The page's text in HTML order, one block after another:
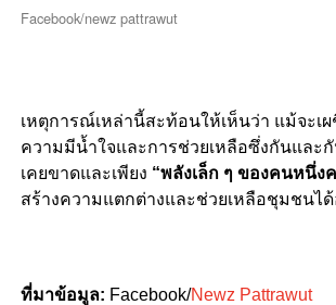
Facebook/newz pattrawut
เหตุการณ์เหล่านี้สะท้อนให้เห็นว่า แม้จะ
ความมีน้ำใจและการช่วยเหลือซึ่งกันและ
เคยขาดและเพียง “พลังเล็ก ๆ ของคนหนึ่ง
สร้างความแตกต่างและช่วยเหลือชุมชนไ
ที่มาข้อมูล: Facebook/Newz Pattrawut